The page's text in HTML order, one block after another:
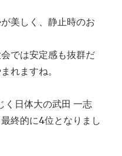
美しく、静止時のお
では安定感も抜群だ
れますね。
く日体大の武田 一志
終的に4位となりまし